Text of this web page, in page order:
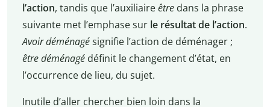
l’action, tandis que l’auxiliaireêtre dans la phrase
suivante met l’emphase sur le résultat de l’action.
Avoir déménagésignifie l’action de déménager ;
être déménagé définit le changement d’état, en
l’occurrence de lieu, du sujet.
Inutile d’aller chercher bien loin dans la